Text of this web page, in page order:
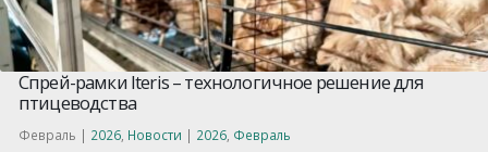
Спрей-рамки Iteris – технологичное решение для
птицеводства
Февраль | 2026 Новости | 2026 Февраль